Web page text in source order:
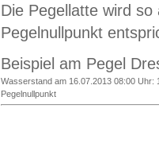
Die Pegellatte wird
Pegelnullpunkt
Beispiel am Pegel
Wasserstand am 16.07.2013 08:00 Uhr:
Pegelnullpunkt